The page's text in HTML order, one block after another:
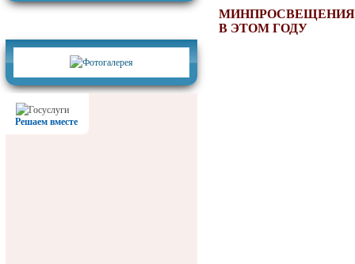
Решаем вместе
МИНПРОСВЕЩЕНИЯ
В ЭТОМ ГОДУ